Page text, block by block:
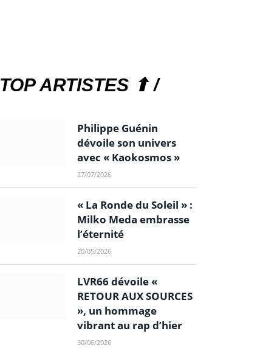
TOP ARTISTES ⬆ /
Philippe Guénin
dévoile son univers
avec « Kaokosmos »
27/07/2026
« La Ronde du Soleil » :
Milko Meda embrasse
l’éternité
20/05/2026
LVR66 dévoile «
RETOUR AUX SOURCES
», un hommage
vibrant au rap d’hier
30/06/2026